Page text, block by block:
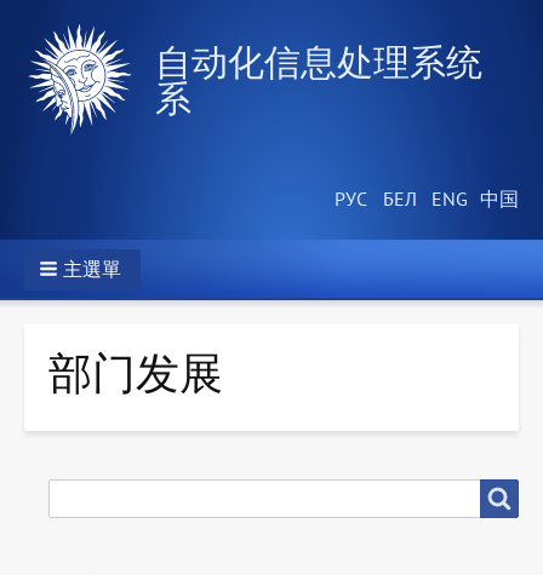
自动化信息处理系统
系
主選單
部门发展
尋